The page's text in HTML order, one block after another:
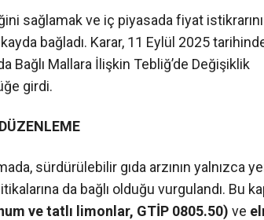
sağlamak ve iç piyasada fiyat
bağladı. Karar, 11 Eylül 2025
Bağlı Mallara İlişkin Tebliğ’de Değişiklik
girdi.
sürdürülebilir gıda arzının yalnızca
da bağlı olduğu vurgulandı. Bu
ve tatlı limonlar, GTİP 0805.50) ve